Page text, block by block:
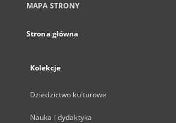
MAPA STRONY
Strona główna
Kolekcje
Dziedzictwo kulturowe
Nauka i dydaktyka